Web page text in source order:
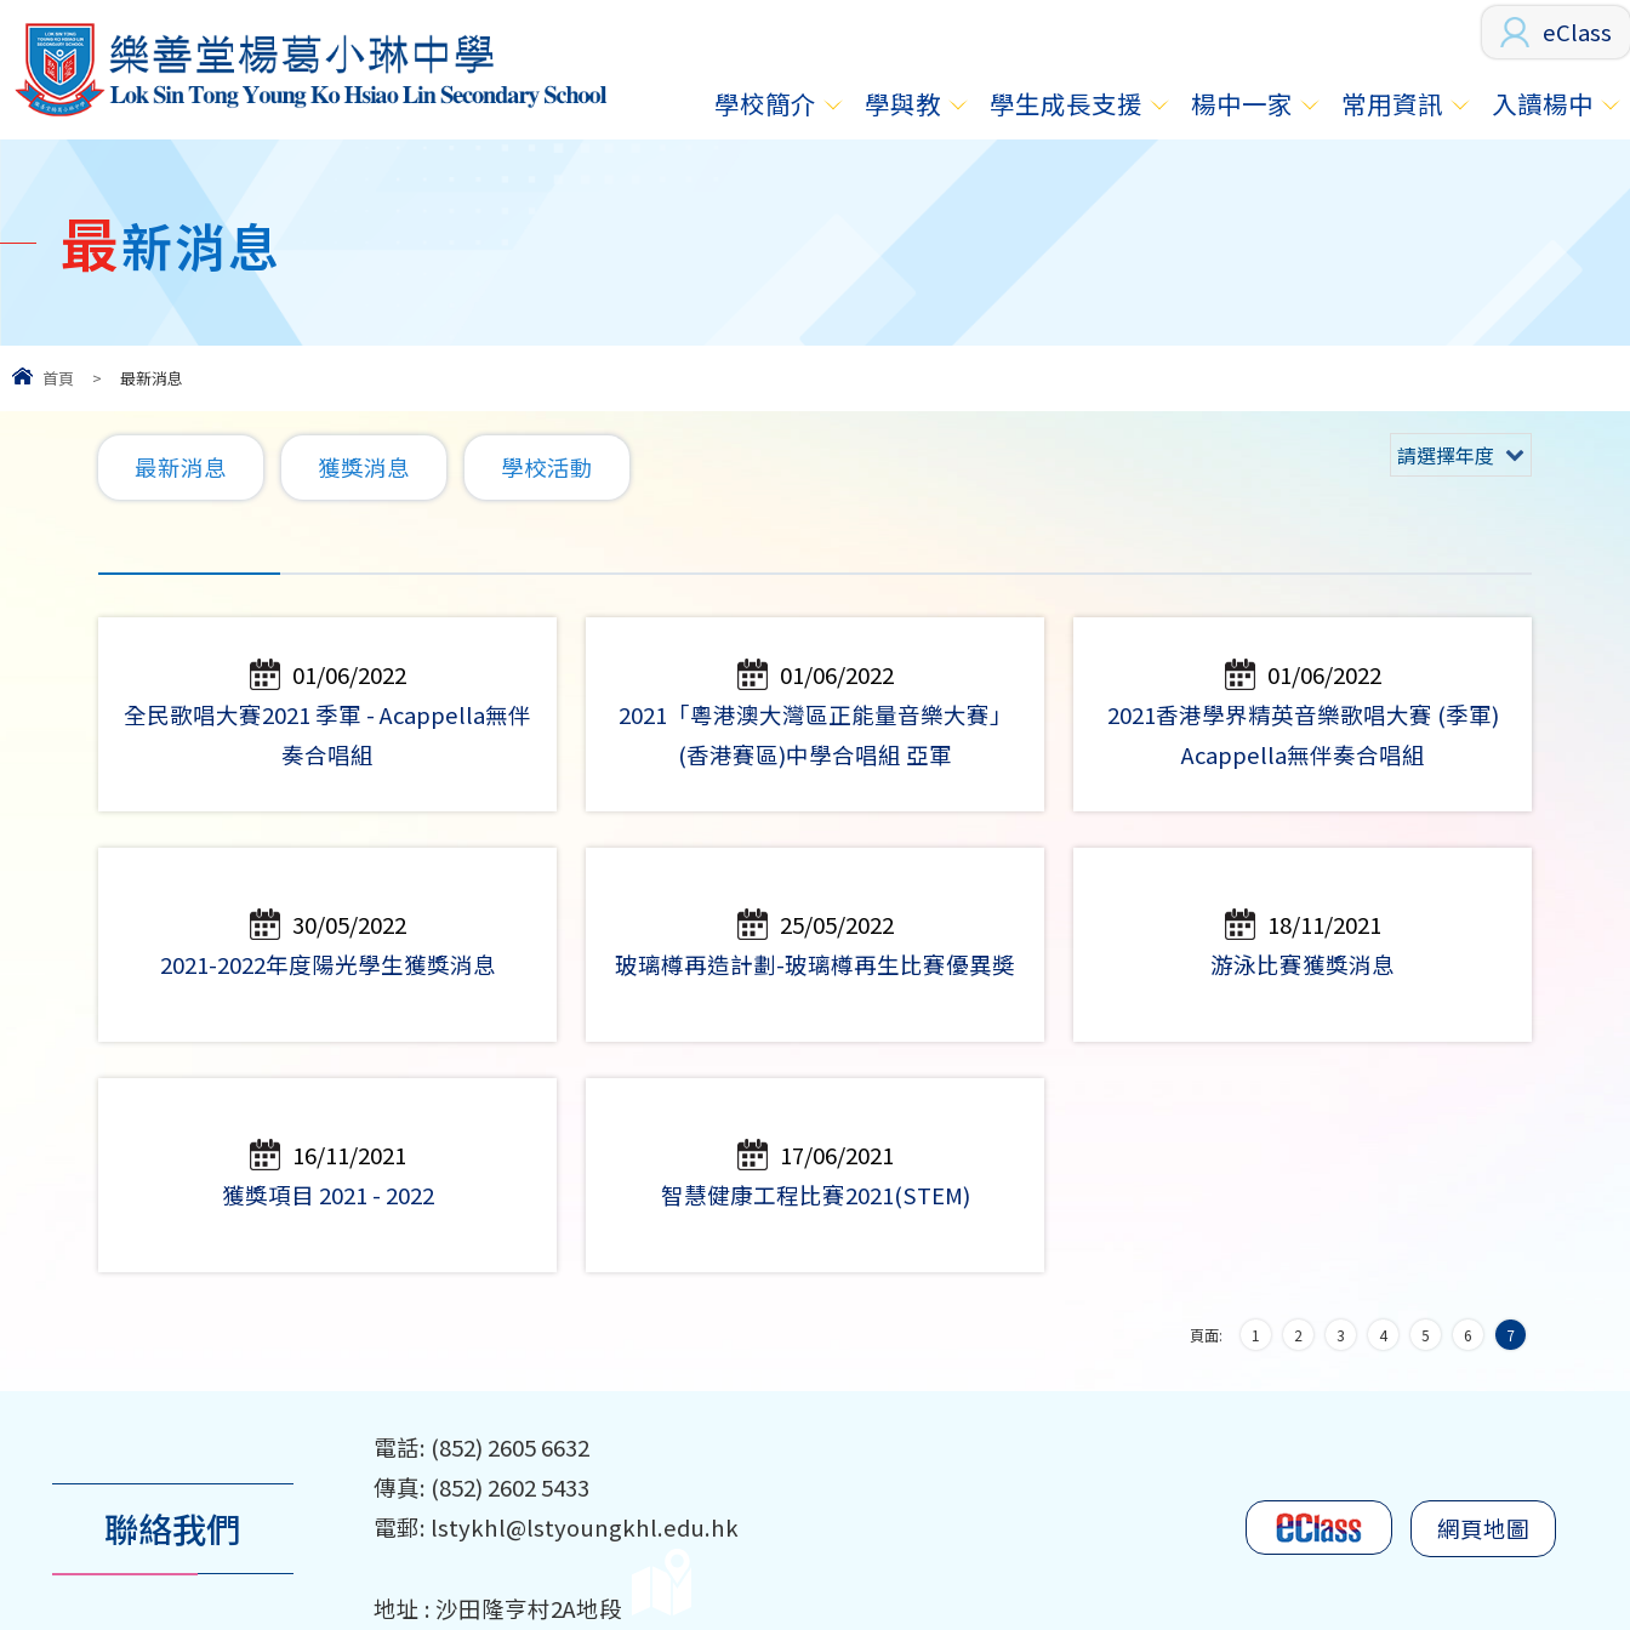
eClass
學校簡介 學與教 學生成長支援 楊中一家 常用資訊 入讀楊中
最新消息
首頁 > 最新消息
請選擇年度
最新消息 獲獎消息 學校活動
01/06/2022
全民歌唱大賽2021 季軍 - Acappella無伴
奏合唱組
01/06/2022
2021「粵港澳大灣區正能量音樂大賽」
(香港賽區)中學合唱組 亞軍
01/06/2022
2021香港學界精英音樂歌唱大賽 (季軍)
Acappella無伴奏合唱組
30/05/2022
2021-2022年度陽光學生獲獎消息
25/05/2022
玻璃樽再造計劃-玻璃樽再生比賽優異奬
18/11/2021
游泳比賽獲獎消息
16/11/2021
獲獎項目 2021 - 2022
17/06/2021
智慧健康工程比賽2021(STEM)
頁面: 1 2 3 4 5 6 7
聯絡我們
電話: (852) 2605 6632
傳真: (852) 2602 5433
電郵: lstykhl@lstyoungkhl.edu.hk
地址 : 沙田隆亨村2A地段
網頁地圖